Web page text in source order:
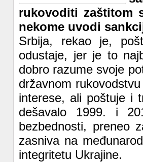
rukovoditi zaštitom
nekome uvodi
Srbija, rekao je,
odustaje, jer je to
dobro razume svoje
državnom
interese, ali poštuje i
dešavalo 1999. i
bezbednosti, preneo
zasniva na
integritetu Ukrajine.